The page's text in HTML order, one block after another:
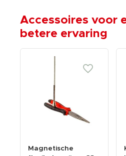
Accessoires voor
betere ervaring
Magnetische